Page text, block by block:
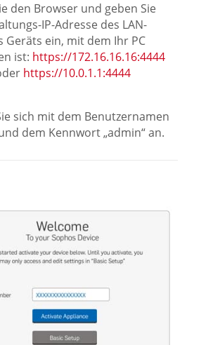
den Browser und geben Sie
IP-Adresse des LAN-
Geräts ein, mit dem Ihr PC
ist: https://172.16.16.16:4444
https://10.0.1.1:4444
sich mit dem Benutzernamen
dem Kennwort „admin“ an.